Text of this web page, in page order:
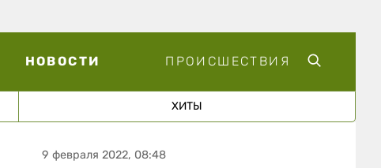
НОВОСТИ ПРОИСШЕСТВИЯ
ХИТЫ
9 февраля 2022, 08:48